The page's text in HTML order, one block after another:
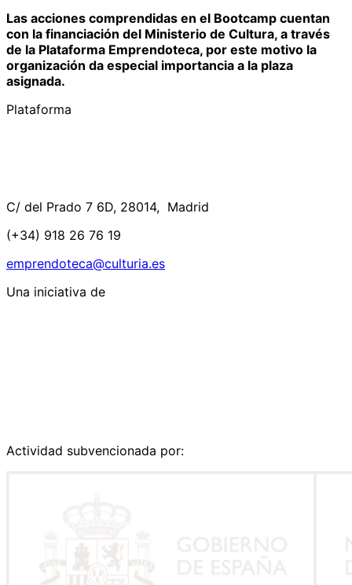
Las acciones comprendidas en el Bootcamp cuentan
con la financiación del Ministerio de Cultura, a través
de la Plataforma Emprendoteca, por este motivo la
organización da especial importancia a la plaza
asignada.
Plataforma
C/ del Prado 7 6D, 28014, Madrid
(+34) 918 26 76 19
emprendoteca@culturia.es
Una iniciativa de
Actividad subvencionada por: